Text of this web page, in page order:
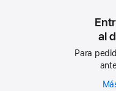
al
Para